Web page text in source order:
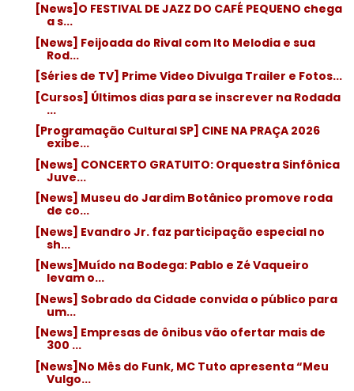
[News]O FESTIVAL DE JAZZ DO CAFÉ PEQUENO chega
a s...
[News] Feijoada do Rival com Ito Melodia e sua
Rod...
[Séries de TV] Prime Video Divulga Trailer e Fotos...
[Cursos] Últimos dias para se inscrever na Rodada
...
[Programação Cultural SP] CINE NA PRAÇA 2026
exibe...
[News] CONCERTO GRATUITO: Orquestra Sinfônica
Juve...
[News] Museu do Jardim Botânico promove roda
de co...
[News] Evandro Jr. faz participação especial no
sh...
[News]Muído na Bodega: Pablo e Zé Vaqueiro
levam o...
[News] Sobrado da Cidade convida o público para
um...
[News] Empresas de ônibus vão ofertar mais de
300 ...
[News]No Mês do Funk, MC Tuto apresenta “Meu
Vulgo...